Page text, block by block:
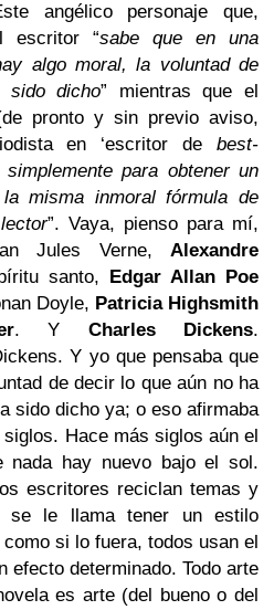
angélico personaje que,
escritor “sabe que en una
algo moral, la voluntad de
dicho” mientras que el
pronto y sin previo aviso,
en ‘escritor de best-
para obtener un
misma inmoral fórmula de
”. Vaya, pienso para mí,
Jules Verne, Alexandre
santo, Edgar Allan Poe
Doyle, Patricia Highsmith
. Y Charles Dickens.
Y yo que pensaba que
de decir lo que aún no ha
sido dicho ya; o eso afirmaba
siglos. Hace más siglos aún el
nada hay nuevo bajo el sol.
escritores reciclan temas y
se le llama tener un estilo
si lo fuera, todos usan el
efecto determinado. Todo arte
es arte (del bueno o del